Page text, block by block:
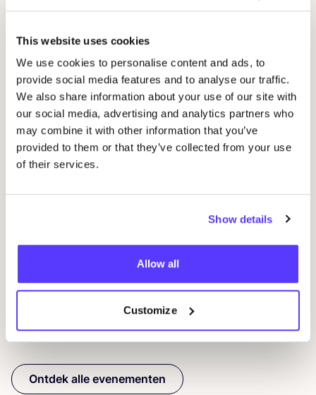
This website uses cookies
We use cookies to personalise content and ads, to
provide social media features and to analyse our traffic.
We also share information about your use of our site with
our social media, advertising and analytics partners who
may combine it with other information that you’ve
provided to them or that they’ve collected from your use
of their services.
Show details
Allow all
Customize
07 AUG
De Steek
PreviousNext
Ontdek alle evenementen